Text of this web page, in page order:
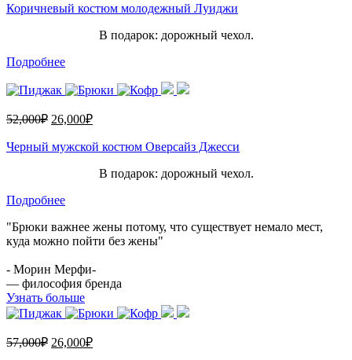
Коричневый костюм молодежный Луиджи
В подарок: дорожный чехол.
Подробнее
52,000₽ 26,000₽
Черный мужской костюм Оверсайз Джесси
В подарок: дорожный чехол.
Подробнее
"Брюки важнее жены потому, что существует немало мест,
куда можно пойти без жены"
- Морин Мерфи-
— философия бренда
Узнать больше
57,000₽ 26,000₽